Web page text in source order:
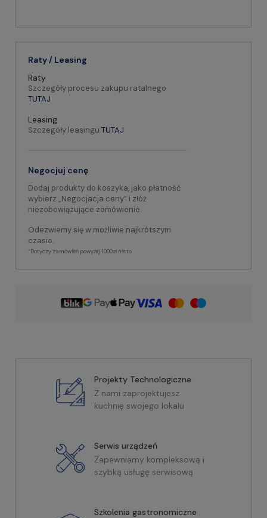
Raty / Leasing
Raty
Szczegóły procesu zakupu ratalnego
TUTAJ
Leasing
Szczegóły leasingu TUTAJ
Negocjuj cenę
Dodaj produkty do koszyka, jako płatność
wybierz „Negocjacja ceny” i złóż
niezobowiązujące zamówienie.
Odezwiemy się w możliwie najkrótszym
czasie.
*Dotyczy zamówień powyżej 1000zł netto
Projekty Technologiczne
Z nami zaprojektujesz
kuchnię swojego lokalu
Serwis urządzeń
Zapewniamy kompleksową i
szybką usługę serwisową
Szkolenia gastronomiczne